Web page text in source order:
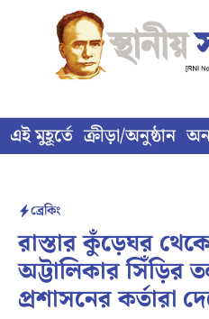
content
এই মুহূর্তে ক্রীড়া/অনুষ্ঠান
ব্রেকিং
রাস্তার কুঁড়েঘর
অট্টালিকার সিঁড়ির
প্রশাসনের কর্তারা